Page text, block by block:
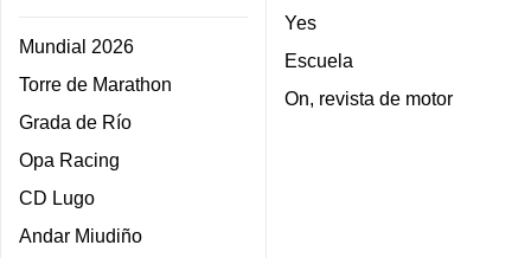
Mundial 2026
Torre de Marathon
Grada de Río
Opa Racing
CD Lugo
Andar Miudiño
Yes
Escuela
On, revista de motor